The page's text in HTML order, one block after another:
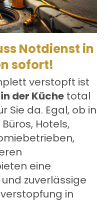
Notdienst in
sofort!
verstopft ist
der Küche total
Sie da. Egal, ob in
Hotels,
eine
zuverlässige
in